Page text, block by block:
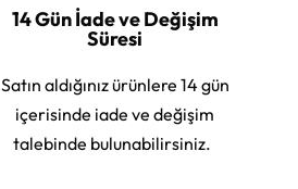
14 Gün İade ve Değişim
Süresi
Satın aldığınız ürünlere 14 gün
içerisinde iade ve değişim
talebinde bulunabilirsiniz.